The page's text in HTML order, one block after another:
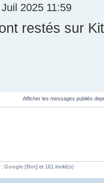
2025 11:59
restés sur
Afficher les messages publiés
: Google [Bot] et 161 invité(s)